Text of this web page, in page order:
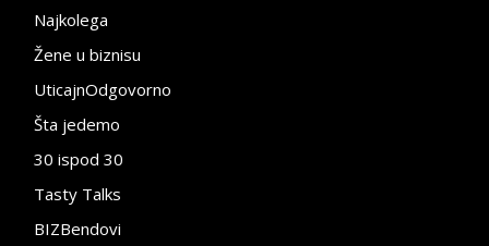
Najkolega
Žene u biznisu
UticajnOdgovorno
Šta jedemo
30 ispod 30
Tasty Talks
BIZBendovi